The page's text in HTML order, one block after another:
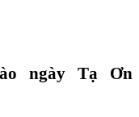
ngày Tạ Ơn